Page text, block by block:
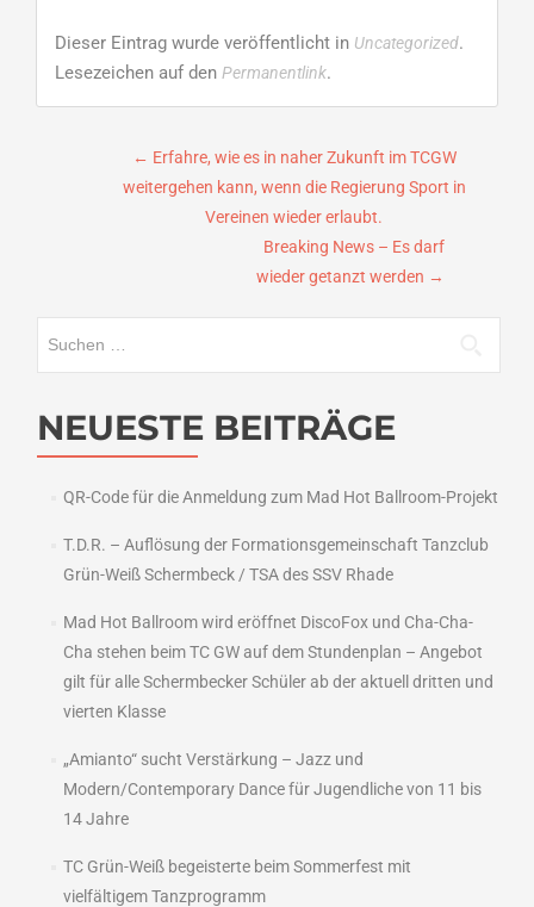
Dieser Eintrag wurde veröffentlicht in Uncategorized.
Lesezeichen auf den Permanentlink.
Beitragsnavigation
← Erfahre, wie es in naher Zukunft im TCGW
weitergehen kann, wenn die Regierung Sport in
Vereinen wieder erlaubt.
Breaking News – Es darf
wieder getanzt werden →
NEUESTE BEITRÄGE
QR-Code für die Anmeldung zum Mad Hot Ballroom-Projekt
T.D.R. – Auflösung der Formationsgemeinschaft Tanzclub
Grün-Weiß Schermbeck / TSA des SSV Rhade
Mad Hot Ballroom wird eröffnet DiscoFox und Cha-Cha-
Cha stehen beim TC GW auf dem Stundenplan – Angebot
gilt für alle Schermbecker Schüler ab der aktuell dritten und
vierten Klasse
„Amianto“ sucht Verstärkung – Jazz und
Modern/Contemporary Dance für Jugendliche von 11 bis
14 Jahre
TC Grün-Weiß begeisterte beim Sommerfest mit
vielfältigem Tanzprogramm